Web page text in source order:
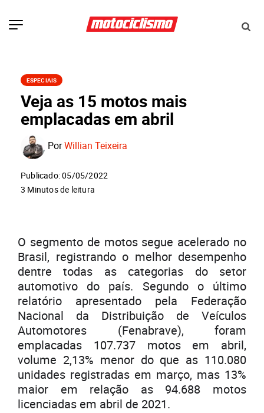
ESPECIAIS
Veja as 15 motos mais
emplacadas em abril
PorWillian Teixeira
Publicado: 05/05/2022
3 Minutos de leitura
O segmento de motos segue acelerado no
Brasil, registrando o melhor desempenho
dentre todas as categorias do setor
automotivo do país. Segundo o último
relatório apresentado pela Federação
Nacional da Distribuição de Veículos
Automotores (Fenabrave), foram
emplacadas 107.737 motos em abril,
volume 2,13% menor do que as 110.080
unidades registradas em março, mas 13%
maior em relação as 94.688 motos
licenciadas em abril de 2021.